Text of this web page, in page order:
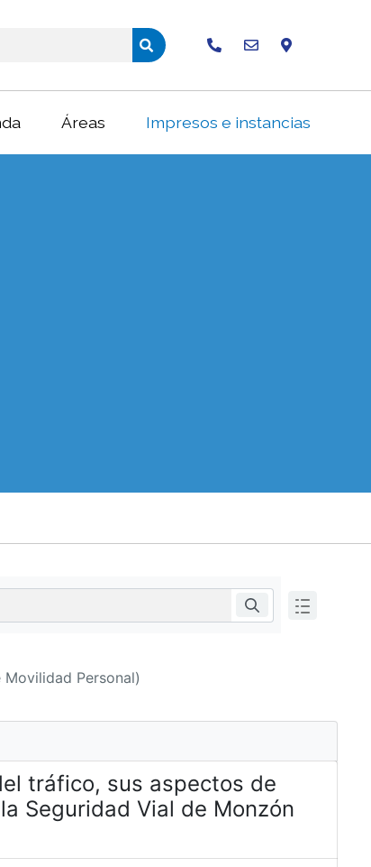
Áreas Impresos e instancias
Personal)
tráfico, sus aspectos de
Seguridad Vial de Monzón